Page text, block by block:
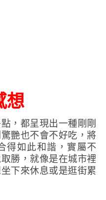
想
，都呈現出一種剛剛
艷也不會不好吃，將
得如此和諧，實屬不
勝，就像是在城市裡
下來休息或是逛街累